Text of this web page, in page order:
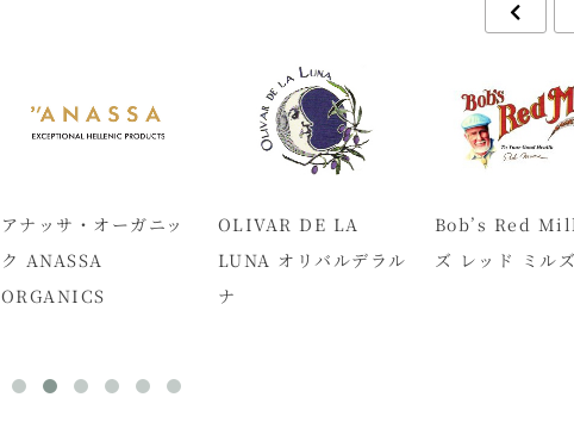
アナッサ・オーガニッ
ク ANASSA
ORGANICS
OLIVAR DE LA
LUNA オリバルデラル
ナ
Bob’s Red
ズ レッド ミル